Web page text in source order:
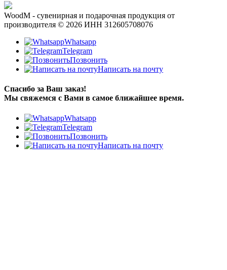
WoodM - сувенирная и подарочная продукция от
производителя © 2026 ИНН 312605708076
Whatsapp
Telegram
Позвонить
Написать на почту
Спасибо за Ваш заказ!
Мы свяжемся с Вами в самое ближайшее время.
Whatsapp
Telegram
Позвонить
Написать на почту